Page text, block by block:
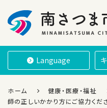
南さつま市
Language
ホーム 健康・医療・福祉
師の正しいかかり方にご協力くださ